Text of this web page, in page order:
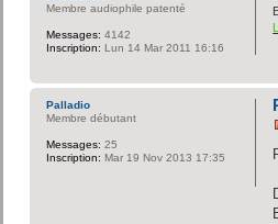
Membre audiophile patenté
Messages: 4142
Inscription: Lun 14 Mar 2011 16:16
Palladio
Membre débutant
Messages: 25
Inscription: Mar 19 Nov 2013 17:35